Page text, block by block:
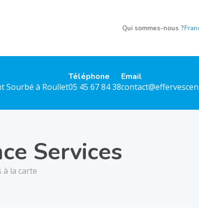
Qui sommes-nous ?
Sourbé à Roullet
Téléphone
05 45 67 84 38
Email
Services
à la carte